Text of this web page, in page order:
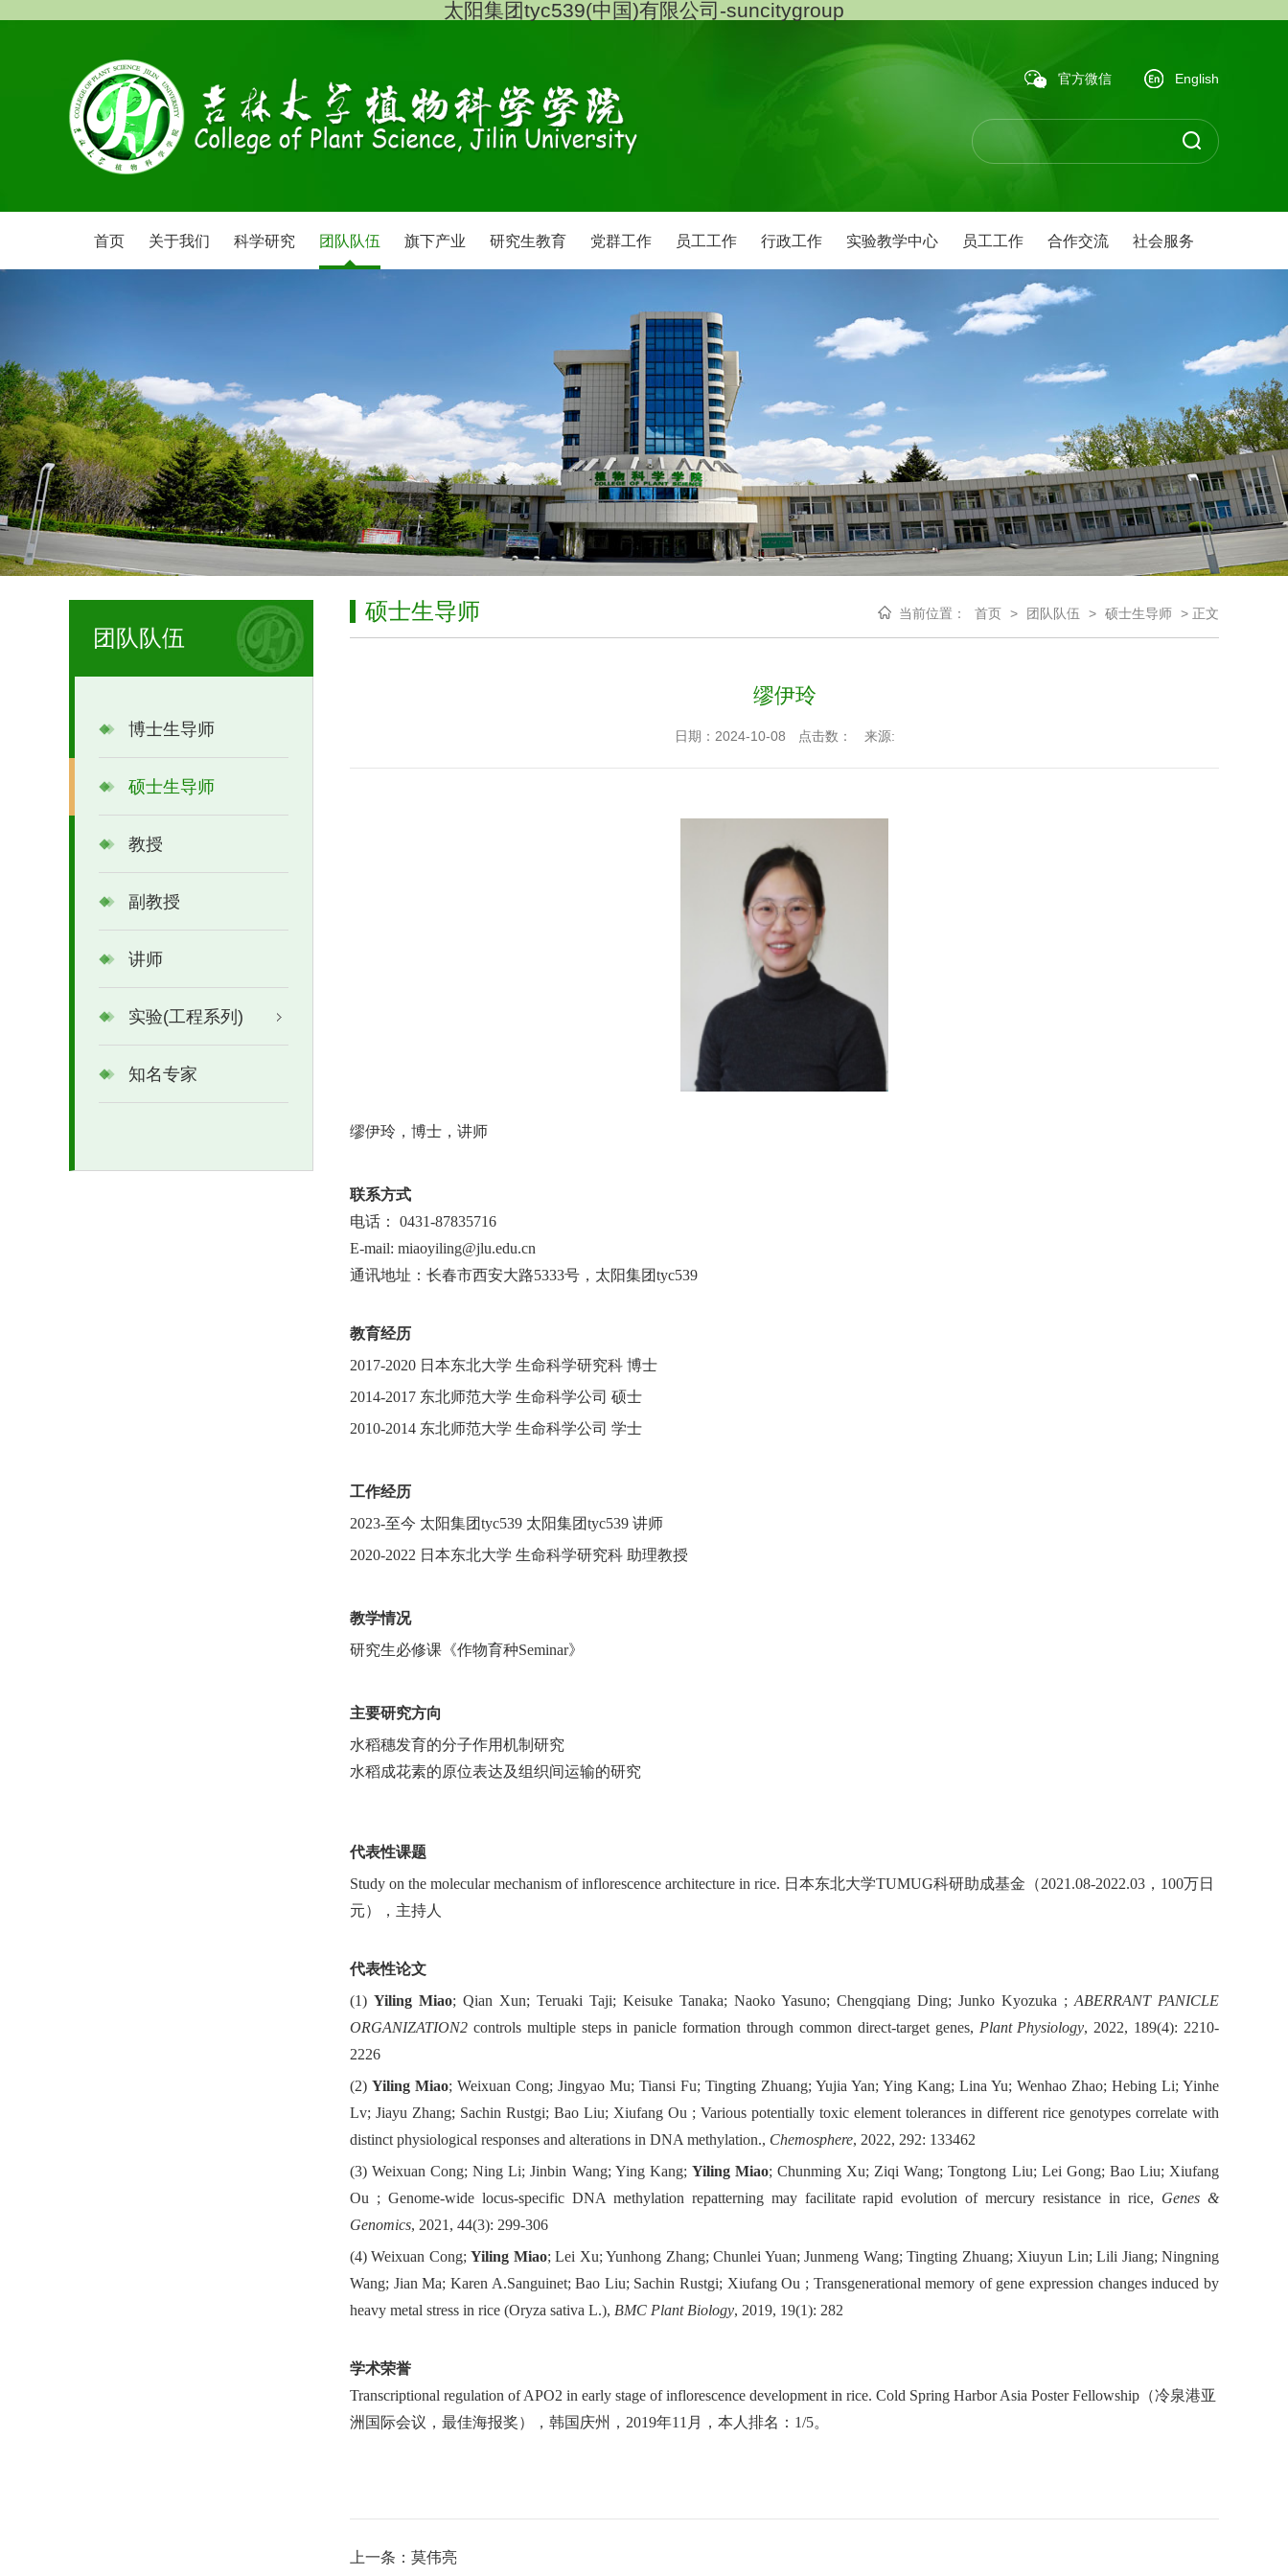
太阳集团tyc539(中国)有限公司-suncitygroup
官方微信 English
首页 关于我们 科学研究 团队队伍 旗下产业 研究生教育 党群工作 员工工作 行政工作 实验教学中心 员工工作 合作交流 社会服务
团队队伍
博士生导师
硕士生导师
教授
副教授
讲师
实验(工程系列)
知名专家
硕士生导师 当前位置： 首页 > 团队队伍 > 硕士生导师 > 正文
缪伊玲
日期：2024-10-08 点击数： 来源:
缪伊玲，博士，讲师
联系方式
电话： 0431-87835716
E-mail: miaoyiling@jlu.edu.cn
通讯地址：长春市西安大路5333号，太阳集团tyc539
教育经历
2017-2020 日本东北大学 生命科学研究科 博士
2014-2017 东北师范大学 生命科学公司 硕士
2010-2014 东北师范大学 生命科学公司 学士
工作经历
2023-至今 太阳集团tyc539 太阳集团tyc539 讲师
2020-2022 日本东北大学 生命科学研究科 助理教授
教学情况
研究生必修课《作物育种Seminar》
主要研究方向
水稻穗发育的分子作用机制研究
水稻成花素的原位表达及组织间运输的研究
代表性课题
Study on the molecular mechanism of inflorescence architecture in rice. 日本东北大学TUMUG科研助成基金（2021 .08-2022.03 ， 100万日
元），主持人
代表性论文
(1) Yiling Miao; Qian Xun; Teruaki Taji; Keisuke Tanaka; Naoko Yasuno; Chengqiang Ding; Junko Kyozuka ; ABERRANT PANICLE
ORGANIZATION2 controls multiple steps in panicle formation through common direct-target genes, Plant Physiology, 2022, 189(4): 2210-
2226
(2) Yiling Miao; Weixuan Cong; Jingyao Mu; Tiansi Fu; Tingting Zhuang; Yujia Yan; Ying Kang; Lina Yu; Wenhao Zhao; Hebing Li; Yinhe
Lv; Jiayu Zhang; Sachin Rustgi; Bao Liu; Xiufang Ou ; Various potentially toxic element tolerances in different rice genotypes correlate with
distinct physiological responses and alterations in DNA methylation., Chemosphere, 2022, 292: 133462
(3) Weixuan Cong; Ning Li; Jinbin Wang; Ying Kang; Yiling Miao; Chunming Xu; Ziqi Wang; Tongtong Liu; Lei Gong; Bao Liu; Xiufang
Ou ; Genome-wide locus-specific DNA methylation repatterning may facilitate rapid evolution of mercury resistance in rice, Genes &
Genomics, 2021, 44(3): 299-306
(4) Weixuan Cong;Yiling Miao; Lei Xu; Yunhong Zhang; Chunlei Yuan; Junmeng Wang; Tingting Zhuang; Xiuyun Lin; Lili Jiang; Ningning
Wang; Jian Ma; Karen A.Sanguinet; Bao Liu; Sachin Rustgi; Xiufang Ou ; Transgenerational memory of gene expression changes induced by
heavy metal stress in rice (Oryza sativa L.), BMC Plant Biology, 2019, 19(1): 282
学术荣誉
Transcriptional regulation of APO2 in early stage of inflorescence development in rice. Cold Spring Harbor Asia Poster Fellowship （冷泉港亚
洲国际会议，最佳海报奖），韩国庆州， 2019年1 1 月，本人排名： 1/5。
上一条： 莫伟亮